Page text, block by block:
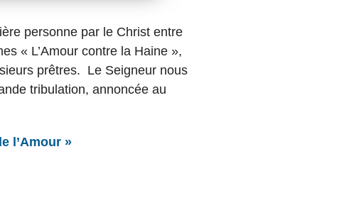
personne par le Christ entre
« L’Amour contre la Haine »,
prêtres. Le Seigneur nous
tribulation, annoncée au
l’Amour »